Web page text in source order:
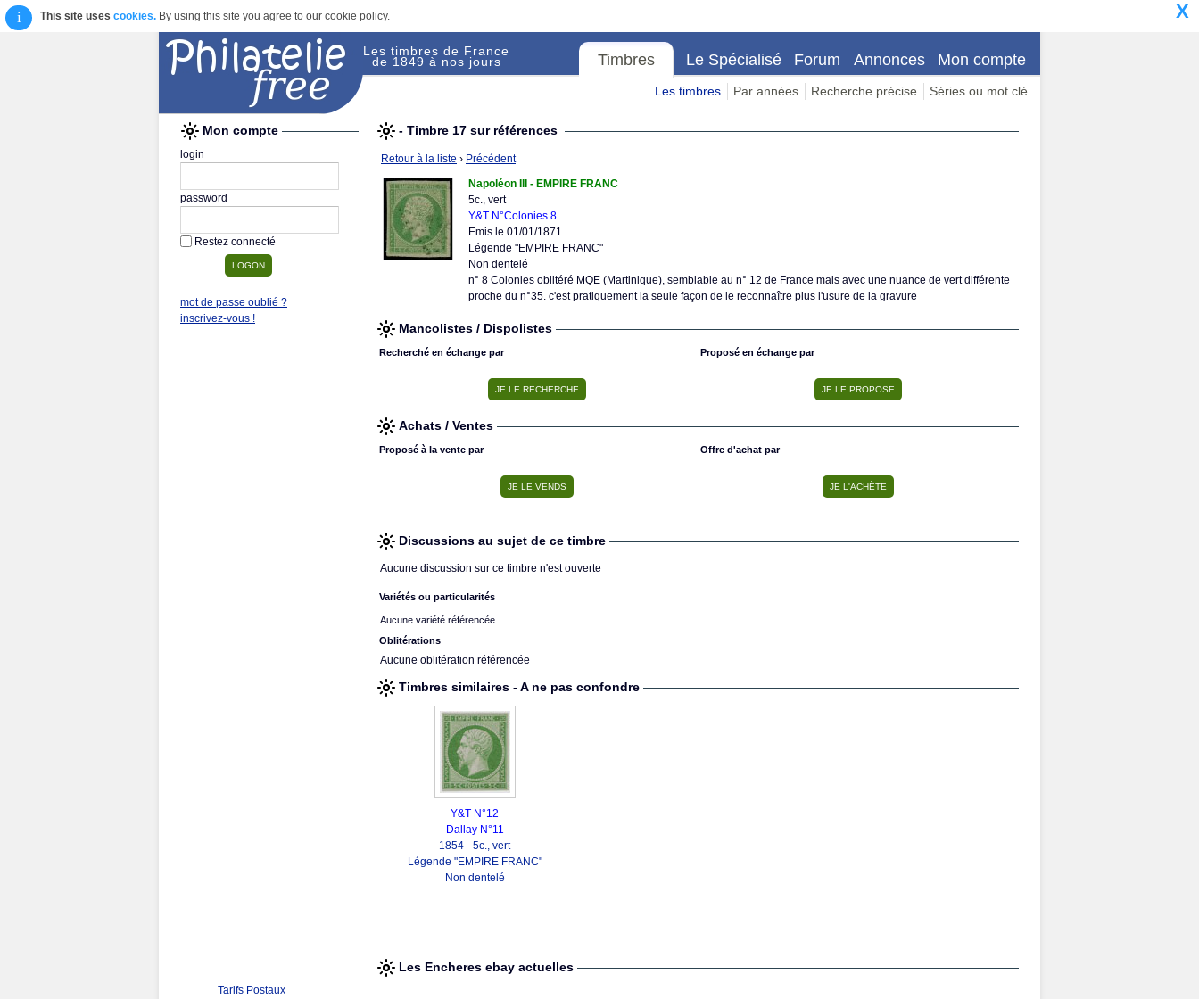
i This site uses cookies.By using this site you agree to our cookie policy. X
Les timbres de France
de 1849 à nos jours Timbres Le Spécialisé Forum Annonces Mon compte
Les timbres Par années Recherche précise Séries ou mot clé
Mon compte
login
password
Restez connecté
mot de passe oublié ?
inscrivez-vous !
Tarifs Postaux
- Timbre 17 sur références
Retour à la liste › Précédent
Napoléon III - EMPIRE FRANC
5c., vert
Y&T N°Colonies 8
Emis le 01/01/1871
Légende "EMPIRE FRANC"
Non dentelé
n° 8 Colonies oblitéré MQE (Martinique), semblable au n° 12 de France mais avec une nuance de vert différente
proche du n°35. c'est pratiquement la seule façon de le reconnaître plus l'usure de la gravure
Mancolistes / Dispolistes
Recherché en échange par Proposé en échange par
Achats / Ventes
Proposé à la vente par Offre d'achat par
Discussions au sujet de ce timbre
Aucune discussion sur ce timbre n'est ouverte
Variétés ou particularités
Aucune variété référencée
Oblitérations
Aucune oblitération référencée
Timbres similaires - A ne pas confondre
Y&T N°12
Dallay N°11
1854 - 5c., vert
Légende "EMPIRE FRANC"
Non dentelé
Les Encheres ebay actuelles